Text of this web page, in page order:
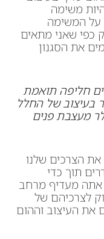
משימה
על המשימה
כפי שאני מתאים
את הסגנון
חליפה תואמת
בעיצוב של החלל
מעצבת פנים
את הצרכים שלנו
תוך כדי
אתה מעדיף מרחב
לצרכיהם של
את העיצוב וההום